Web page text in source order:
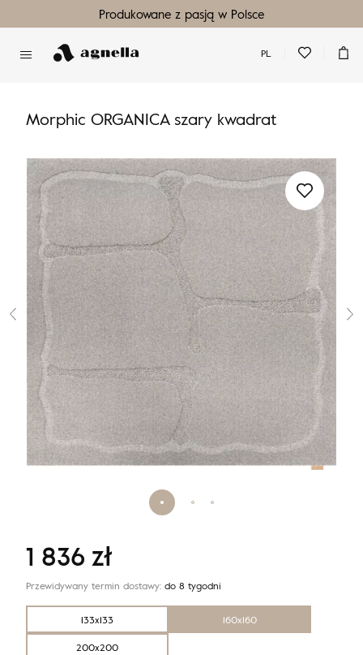
Produkowane z pasją w Polsce
PL
Morphic ORGANICA szary kwadrat
133x133
160x160
200x200
1 836 zł
Przewidywany termin dostawy: do 8 tygodni